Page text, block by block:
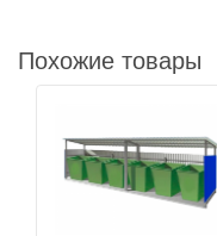
Похожие товары